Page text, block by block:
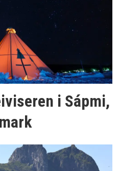
i Sápmi,